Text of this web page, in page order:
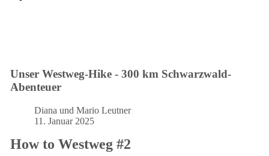
Unser Westweg-Hike - 300 km Schwarzwald-
Abenteuer
Diana und Mario Leutner
11. Januar 2025
How to Westweg #2